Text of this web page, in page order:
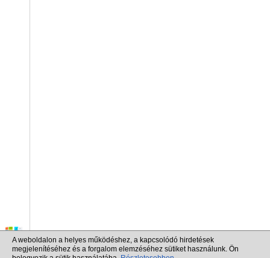
A weboldalon a helyes működéshez, a kapcsolódó hirdetések
megjelenítéséhez és a forgalom elemzéséhez sütiket használunk. Ön